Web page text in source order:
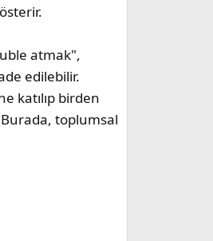
atmak",
edilebilir.
katılıp birden
toplumsal